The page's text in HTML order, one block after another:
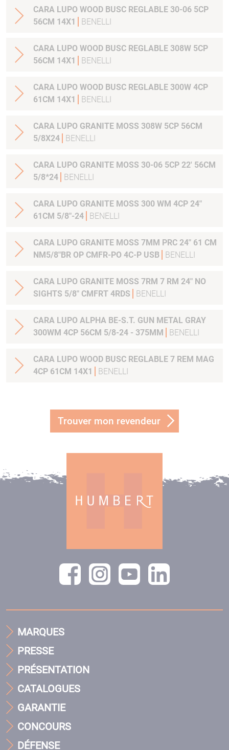
CARA LUPO WOOD BUSC REGLABLE 30-06 5CP
56CM 14X1
BENELLI
CARA LUPO WOOD BUSC REGLABLE 308W 5CP
56CM 14X1
BENELLI
CARA LUPO WOOD BUSC REGLABLE 300W 4CP
61CM 14X1
BENELLI
CARA LUPO GRANITE MOSS 308W 5CP 56CM
5/8X24
BENELLI
CARA LUPO GRANITE MOSS 30-06 5CP 22' 56CM
5/8*24
BENELLI
CARA LUPO GRANITE MOSS 300 WM 4CP 24"
61CM 5/8"-24
BENELLI
CARA LUPO GRANITE MOSS 7MM PRC 24" 61 CM
NM5/8"BR OP CMFR-PO 4C-P USB
BENELLI
CARA LUPO GRANITE MOSS 7RM 7 RM 24" NO
SIGHTS 5/8" CMFRT 4RDS
BENELLI
CARA LUPO ALPHA BE-S.T. GUN METAL GRAY
300WM 4CP 56CM 5/8-24 - 375MM
BENELLI
CARA LUPO WOOD BUSC REGLABLE 7 REM MAG
4CP 61CM 14X1
BENELLI
Trouver mon revendeur
MARQUES
PRESSE
PRÉSENTATION
CATALOGUES
GARANTIE
CONCOURS
DÉFENSE